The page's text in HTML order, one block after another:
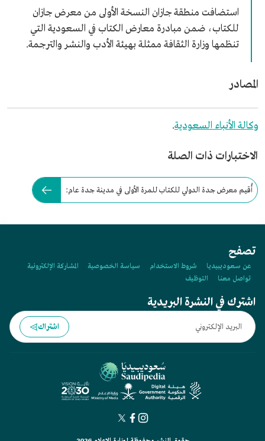
استضافت منطقة جازان النسخة الأولى من معرض جازان
للكتاب، ضمن مبادرة معارض الكتاب في السعودية التي
تنظمها وزارة الثقافة ممثلة بهيئة الأدب والنشر والترجمة.
المصادر
وكالة الأنباء السعودية.
الاختبارات ذات الصلة
أُقيم معرض جدة الدولي للكتاب للمرة الأولى في مدينة جدة عام:
تصفح
عن سعوديبيديا شروط الاستخدام سياسة الخصوصية
المشاركة الإلكترونية
تواصل معنا
التوظيف
اشترك في النشرة البريدية
اشتراك